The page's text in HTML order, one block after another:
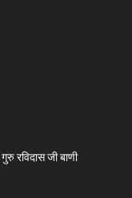
रविदास जी बाणी